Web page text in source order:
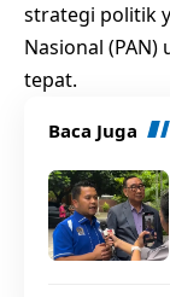
strategi politik
Nasional (PAN)
tepat.
Baca Juga